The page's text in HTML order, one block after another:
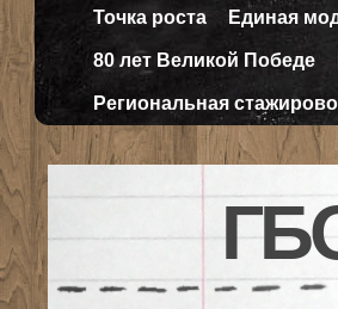
Точка роста Единая
80 лет Великой Победе
Региональная